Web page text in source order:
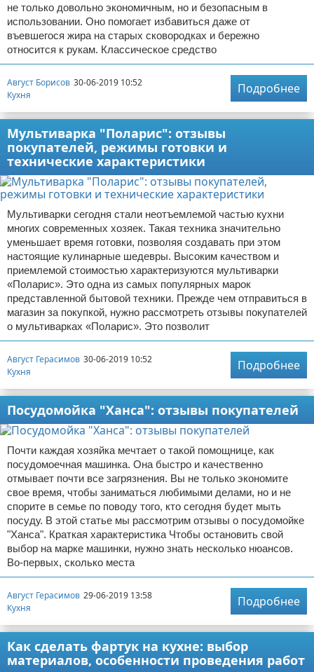
не только довольно экономичным, но и безопасным в
использовании. Оно помогает избавиться даже от
въевшегося жира на старых сковородках и бережно
относится к рукам. Классическое средство
Август Борисов 30-06-2019 10:52
Кухня
Подробнее
Мультиварка "Поларис": отзывы
покупателей, режимы готовки и
технические характеристики
Мультиварки сегодня стали неотъемлемой частью кухни
многих современных хозяек. Такая техника значительно
уменьшает время готовки, позволяя создавать при этом
настоящие кулинарные шедевры. Высоким качеством и
приемлемой стоимостью характеризуются мультиварки
«Поларис». Это одна из самых популярных марок
представленной бытовой техники. Прежде чем отправиться в
магазин за покупкой, нужно рассмотреть отзывы покупателей
о мультиварках «Поларис». Это позволит
Август Герасимов 30-06-2019 10:52
Кухня
Подробнее
Посудомойка "Ханса": отзывы покупателей
Почти каждая хозяйка мечтает о такой помощнице, как
посудомоечная машинка. Она быстро и качественно
отмывает почти все загрязнения. Вы не только экономите
свое время, чтобы заниматься любимыми делами, но и не
спорите в семье по поводу того, кто сегодня будет мыть
посуду. В этой статье мы рассмотрим отзывы о посудомойке
"Ханса". Краткая характеристика Чтобы остановить свой
выбор на марке машинки, нужно знать несколько нюансов.
Во-первых, сколько места
Август Герасимов 29-06-2019 13:58
Кухня
Подробнее
Как сделать фартук на кухне: выбор
материалов, особенности проведения работ